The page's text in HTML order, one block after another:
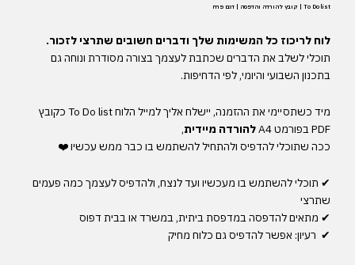
To Do list | קובץ להורדה והדפסה | דגם פרח
לוח לריכוז כל המשימות שלך ודברים חשובים שתרצי לזכור.
תוכלילשלב את הדברים שכתבתלעצמךבצורה מסודרת ונוחהגם
בתכנון השבועי והיומי,לפי הדחיפות.
מיד כשתסיימי את ההזמנה, יישלח אליךלמייל הלוח
כקובץ
PDFבפורמט להורדה מיידית,
ככה שתוכלילהדפיס ולהתחיללהשתמשבו כבר ממש עכשיו❤️
✔ תוכלילהשתמשבו מעכשיו ועדלנצח, ולהדפיסלעצמך כמה פעמים
שתרצי
✔ מתאיםלהדפסהבמדפסתביתית,במשרד אובביתדפוס
✔ רעיון: אפשרלהדפיסגם כלוח מחיק